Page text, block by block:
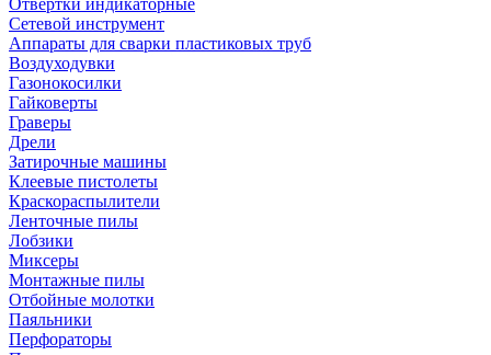
Отвертки индикаторные
Сетевой инструмент
Аппараты для сварки пластиковых труб
Воздуходувки
Газонокосилки
Гайковерты
Граверы
Дрели
Затирочные машины
Клеевые пистолеты
Краскораспылители
Ленточные пилы
Лобзики
Миксеры
Монтажные пилы
Отбойные молотки
Паяльники
Перфораторы